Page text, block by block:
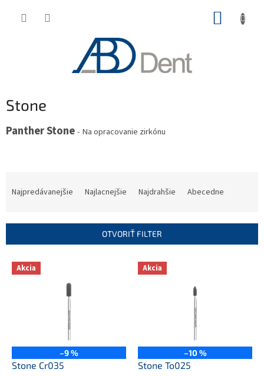
Stone
Panther Stone- Na opracovanie zirkónu
i
Najpredávanejšie Najlacnejšie Najdrahšie Abecedne
OTVORIŤ FILTER
V Akcia
–9 %
Stone Cr035
Akcia
–10 %
Stone To025